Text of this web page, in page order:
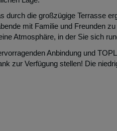
auf großzügigen 122 m²
Lage.
durch die großzügige Terrasse
mit Familie und Freunden
Atmosphäre, in der Sie sich
Anbindung und
zur Verfügung stellen! Die